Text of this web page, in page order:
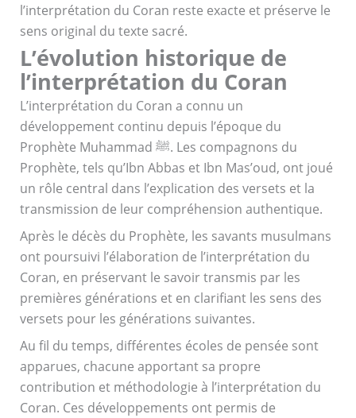
l’interprétation du Coran reste exacte et préserve le
sens original du texte sacré.
L’évolution historique de
l’interprétation du Coran
L’interprétation du Coran a connu un
développement continu depuis l’époque du
Prophète Muhammad ﷺ. Les compagnons du
Prophète, tels qu’Ibn Abbas et Ibn Mas’oud, ont joué
un rôle central dans l’explication des versets et la
transmission de leur compréhension authentique.
Après le décès du Prophète, les savants musulmans
ont poursuivi l’élaboration de l’interprétation du
Coran, en préservant le savoir transmis par les
premières générations et en clarifiant les sens des
versets pour les générations suivantes.
Au fil du temps, différentes écoles de pensée sont
apparues, chacune apportant sa propre
contribution et méthodologie à l’interprétation du
Coran. Ces développements ont permis de